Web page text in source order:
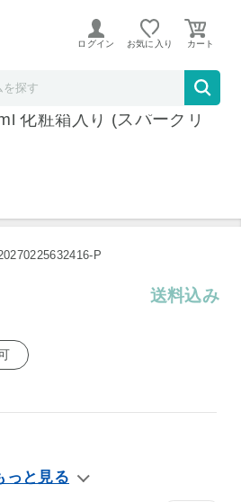
ります。
ログイン お気に入り
ッシェル ミッシェル・ブ
化粧箱入り (スパークリ
P
送料込み